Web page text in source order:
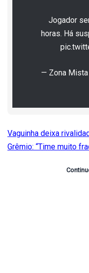
Jogador
horas. Há
— Zona Mista
Vaguinha deixa
Grêmio: “Time muito